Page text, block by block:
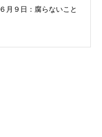
６月９日：腐らないこと